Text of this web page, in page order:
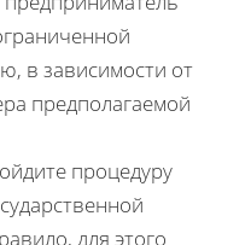
в зависимости от
предполагаемой
процедуру
для этого